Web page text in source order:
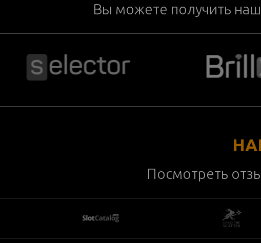
Вы можете получить
Посмотреть